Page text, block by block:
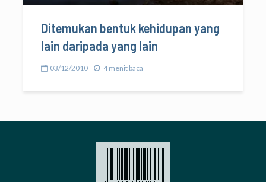
Ditemukan bentuk kehidupan yang
lain daripada yang lain
03/12/2010 4 menit baca